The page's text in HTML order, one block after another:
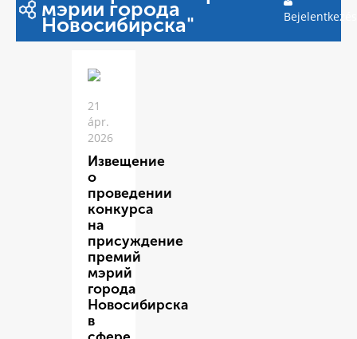
мэрии города
Новосибирска" Bejelentkezés
21
ápr.
2026
Извещение
о
проведении
конкурса
на
присуждение
премий
мэрий
города
Новосибирска
в